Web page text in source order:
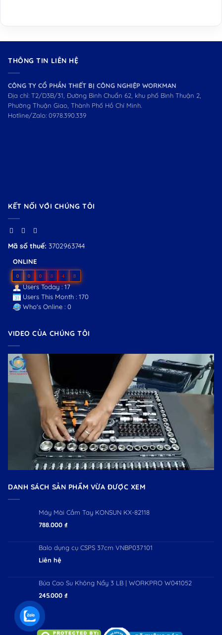
THÔNG TIN LIÊN HỆ
CÔNG TY CỔ PHẦN THIẾT BỊ CÔNG NGHIỆP WORKMAN
Địa chỉ: T2/D3B/31, Đường Bình Chuẩn 62, khu phố Bình Thuận 2,
Phường Thuận Giao, Thành Phố Hồ Chí Minh.
Hotline/Zalo: 0978.390.339
KẾT NỐI VỚI CHÚNG TÔI
Mã số thuế: 3702963744
ONLINE
0 0 0 8 4 8
Users Today : 17
Users This Month : 170
Who's Online : 0
VIDEO CỦA CHÚNG TÔI
DANH SÁCH SẢN PHẨM VỪA ĐƯỢC XEM
Máy Mài Cầm Tay KONSUN KX-82118
788.000 ₫
Balo dụng cụ CSPS 37cm VNBP037101
Liên hệ
Búa Cao Su Không Nẩy 3 LB | WORKPRO W041052
245.000 ₫